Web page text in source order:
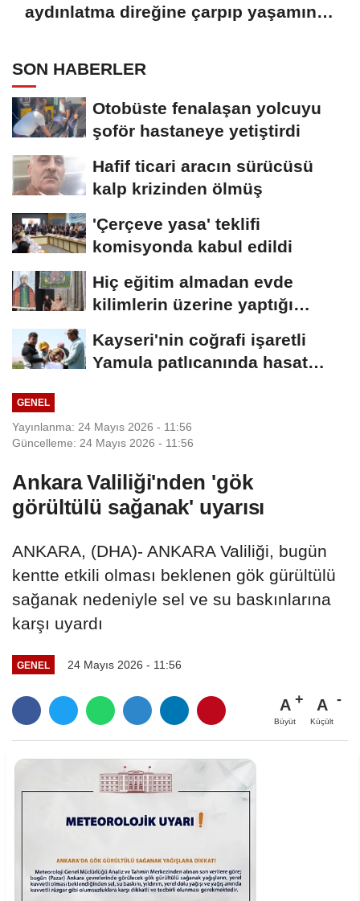
aydınlatma direğine çarpıp yaşamını
SON HABERLER
Otobüste fenalaşan yolcuyu
şoför hastaneye yetiştirdi
Hafif ticari aracın sürücüsü
kalp krizinden ölmüş
'Çerçeve yasa' teklifi
komisyonda kabul edildi
Hiç eğitim almadan evde
kilimlerin üzerine yaptığı
Kayseri'nin coğrafi işaretli
Yamula patlıcanında hasat
GENEL
Yayınlanma: 24 Mayıs 2026 - 11:56
Güncelleme: 24 Mayıs 2026 - 11:56
Ankara Valiliği'nden 'gök
görültülü sağanak' uyarısı
ANKARA, (DHA)- ANKARA Valiliği, bugün
kentte etkili olması beklenen gök gürültülü
sağanak nedeniyle sel ve su baskınlarına
karşı uyardı
GENEL 24 Mayıs 2026 - 11:56
A
Büyüt
A
Küçült